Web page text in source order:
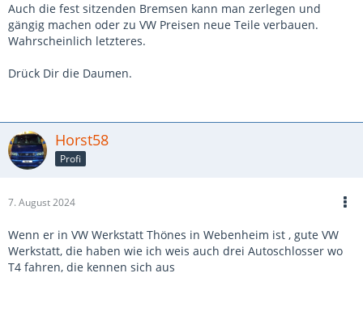
Auch die fest sitzenden Bremsen kann man zerlegen und
gängig machen oder zu VW Preisen neue Teile verbauen.
Wahrscheinlich letzteres.
Drück Dir die Daumen.
Horst58
Profi
7. August 2024
Wenn er in VW Werkstatt Thönes in Webenheim ist , gute VW
Werkstatt, die haben wie ich weis auch drei Autoschlosser wo
T4 fahren, die kennen sich aus